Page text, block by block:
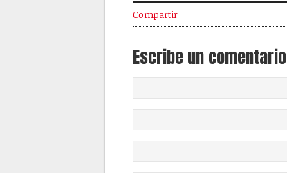
Compartir
Escribe un comentario